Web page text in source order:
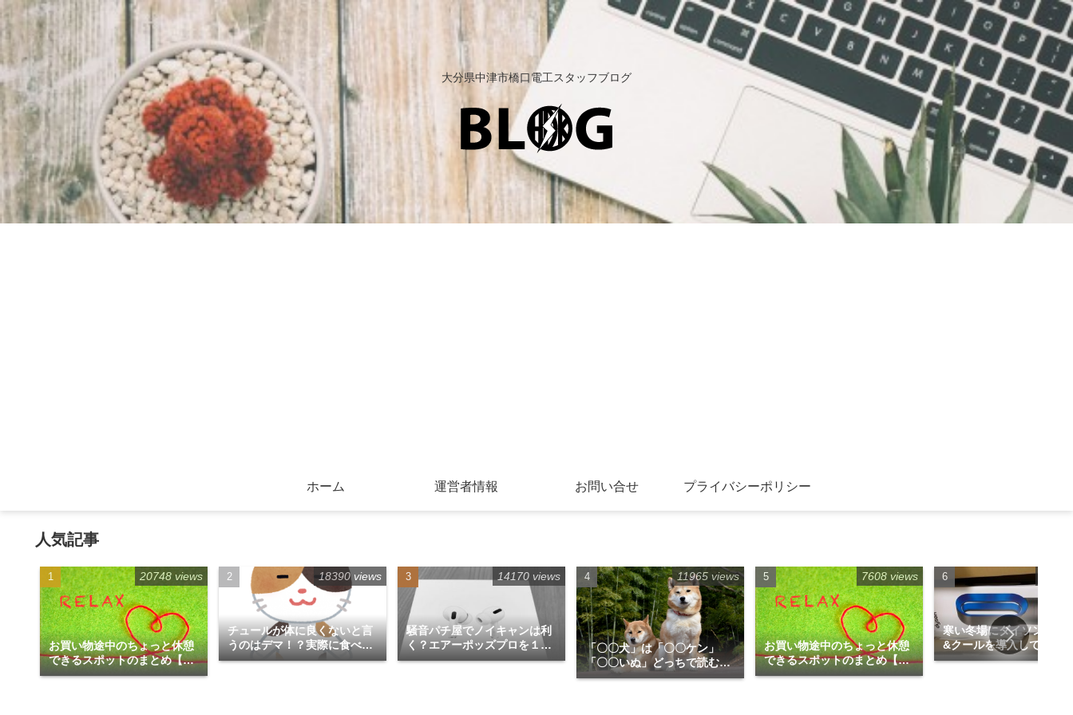
大分県中津市橋口電工スタッフブログ
ホーム 運営者情報 お問い合せ プライバシーポリシー
人気記事
お買い物途中のちょっと休憩
できるスポットのまとめ【福
岡天神エリア編】
20748 views
チュールが体に良くないと言
うのはデマ！？実際に食べて
みた！
18390 views
騒音パチ屋でノイキャンは利
く？エアーポッズプロを１か
月使用してみての感想
14170 views
「〇〇犬」は「〇〇ケン」
「〇〇いぬ」どっちで読むの
が正解？
11965 views
お買い物途中のちょっと休憩
できるスポットのまとめ【福
岡博多エリア編】
7608 views
寒い冬場にダイソンのホ
&クールを導入してみまし
た！！